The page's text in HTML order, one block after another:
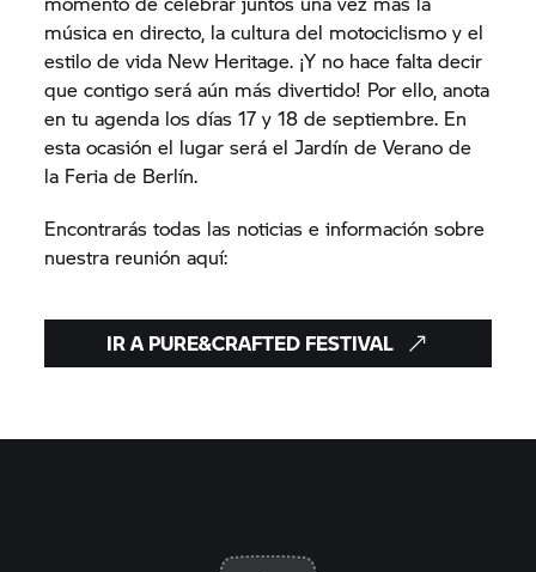
música en directo, la cultura del motociclismo y el
estilo de vida New Heritage. ¡Y no hace falta decir
que contigo será aún más divertido! Por ello, anota
en tu agenda los días 17 y 18 de septiembre. En
esta ocasión el lugar será el Jardín de Verano de
la Feria de Berlín.
Encontrarás todas las noticias e información sobre
nuestra reunión aquí:
IR A PURE&CRAFTED FESTIVAL